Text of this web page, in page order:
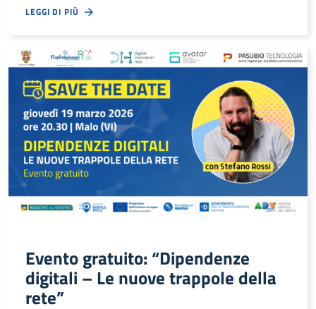
LEGGI DI PIÙ
Evento gratuito: “Dipendenze
digitali – Le nuove trappole della
rete”